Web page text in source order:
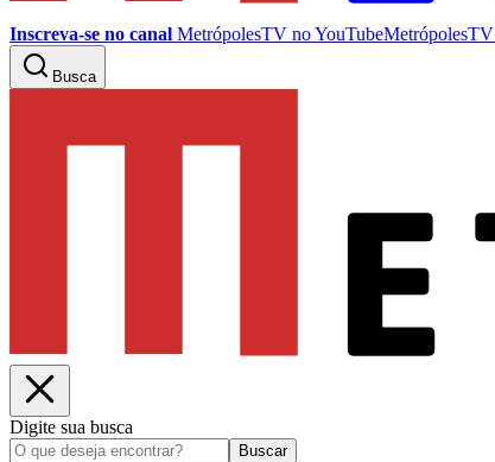
Inscreva-se no canal MetrópolesTV noYouTubeMetrópolesTV
Busca
Digite sua busca
Buscar